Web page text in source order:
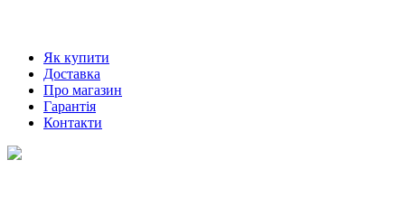
Як купити
Доставка
Про магазин
Гарантія
Контакти